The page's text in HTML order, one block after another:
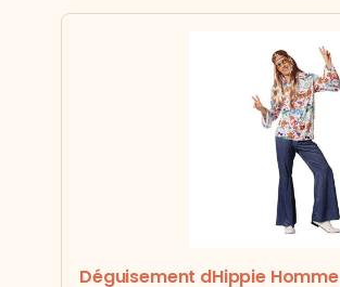
Déguisement dHippie Homme